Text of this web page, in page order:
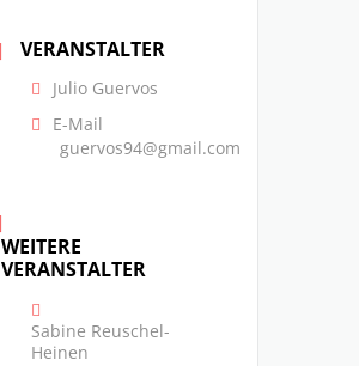
VERANSTALTER
Julio Guervos
E-Mail
guervos94@gmail.com
WEITERE
VERANSTALTER
Sabine Reuschel-
Heinen